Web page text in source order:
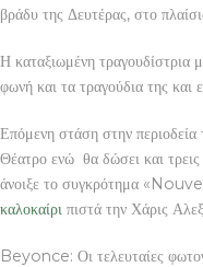
βράδυ της Δευτέρας, στο
Η καταξιωμένη τραγουδίστρια
φωνή και τα τραγούδια της και
Επόμενη στάση στην περιοδεία
Θέατρο ενώ θα δώσει και
άνοιξε το συγκρότημα
καλοκαίρι πιστά την Χάρις
Beyonce: Οι τελευταίες